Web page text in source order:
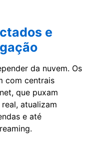
e
da nuvem. Os
com centrais
que puxam
atualizam
e até